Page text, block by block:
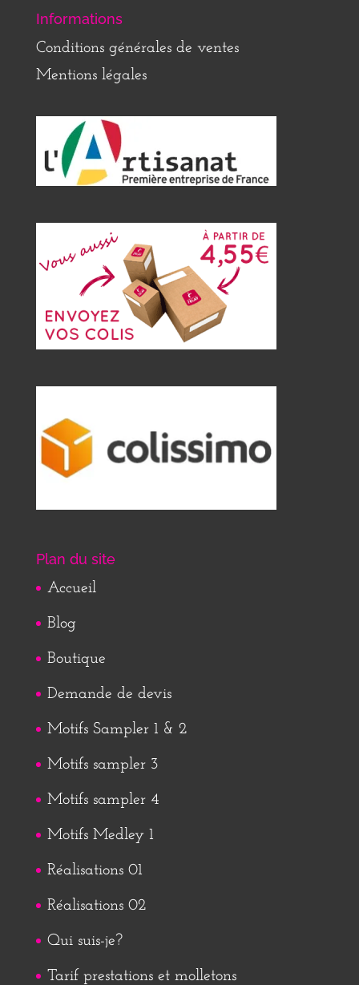
Informations
Conditions générales de ventes
Mentions légales
Plan du site
Accueil
Blog
Boutique
Demande de devis
Motifs Sampler 1 & 2
Motifs sampler 3
Motifs sampler 4
Motifs Medley 1
Réalisations 01
Réalisations 02
Qui suis-je?
Tarif prestations et molletons